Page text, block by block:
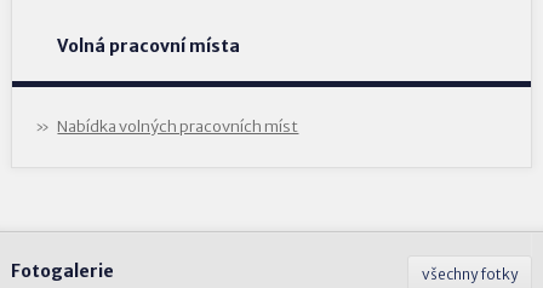
Volná pracovní místa
Nabídka volných pracovních míst
všechny fotky
Fotogalerie